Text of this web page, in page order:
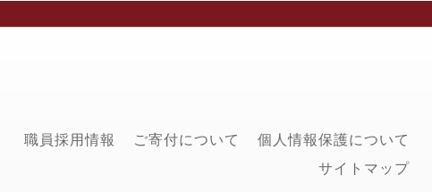
職員採用情報 ご寄付について
個人情報保護について
サイトマップ